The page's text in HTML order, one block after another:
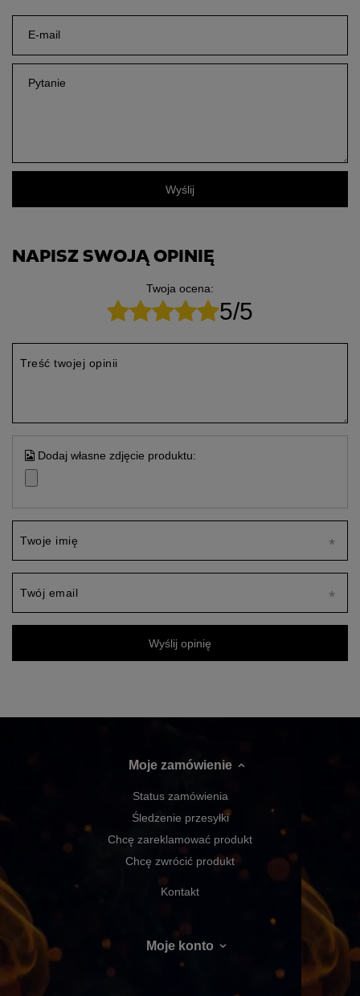
E-mail
Pytanie
Wyślij
NAPISZ SWOJĄ OPINIĘ
Twoja ocena:
5/5
Treść twojej opinii
Dodaj własne zdjęcie produktu:
Twoje imię
Twój email
Wyślij opinię
Moje zamówienie
Status zamówienia
Śledzenie przesyłki
Chcę zareklamować produkt
Chcę zwrócić produkt
Kontakt
Moje konto